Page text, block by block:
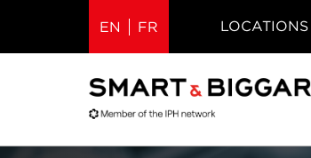
EN FR LOCATIONS